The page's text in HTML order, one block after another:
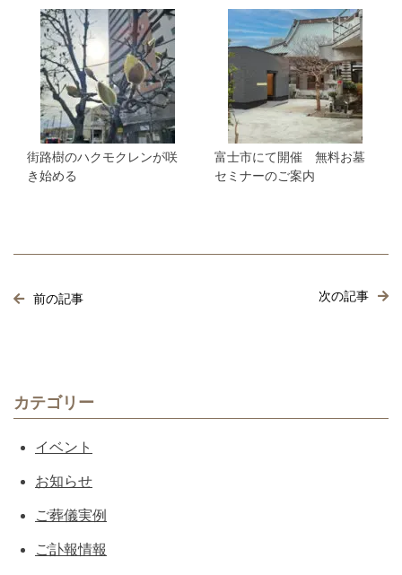
街路樹のハクモクレンが咲
き始める
富士市にて開催 無料お墓
セミナーのご案内
前の記事 次の記事
カテゴリー
イベント
お知らせ
ご葬儀実例
ご訃報情報